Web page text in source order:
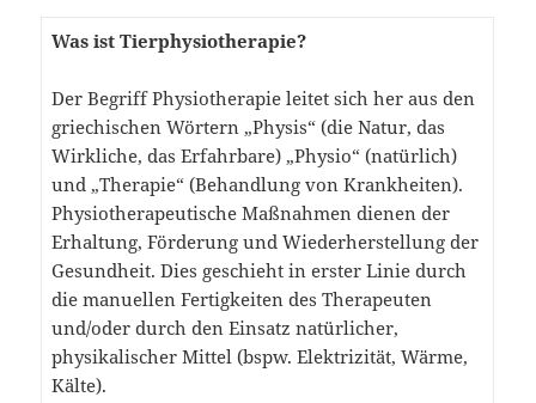
Was ist Tierphysiotherapie?
Der Begriff Physiotherapie leitet sich her aus den
griechischen Wörtern „Physis“ (die Natur, das
Wirkliche, das Erfahrbare) „Physio“ (natürlich)
und „Therapie“ (Behandlung von Krankheiten).
Physiotherapeutische Maßnahmen dienen der
Erhaltung, Förderung und Wiederherstellung der
Gesundheit. Dies geschieht in erster Linie durch
die manuellen Fertigkeiten des Therapeuten
und/oder durch den Einsatz natürlicher,
physikalischer Mittel (bspw. Elektrizität, Wärme,
Kälte).